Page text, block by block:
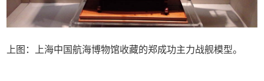
上图：上海中国航海博物馆收藏的郑成功主力战舰模型。